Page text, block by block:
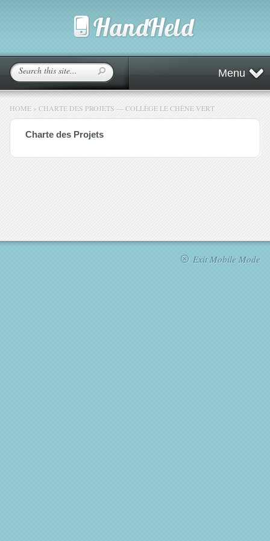
Menu
HOME » CHARTE DES PROJETS — COLLÈGE LE CHÊNE VERT
Charte des Projets
Exit Mobile Mode